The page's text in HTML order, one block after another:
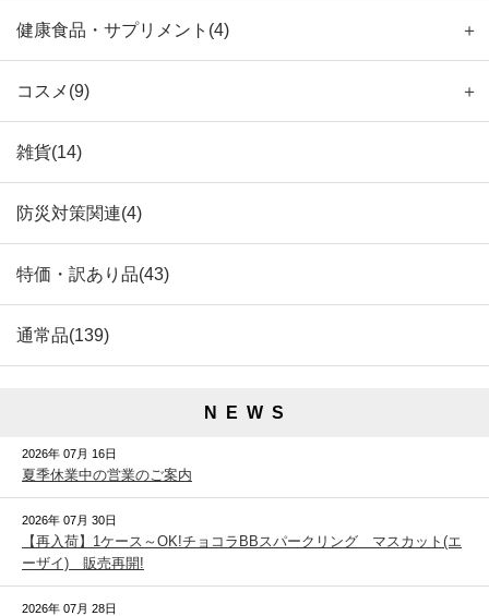
健康食品・サプリメント(4) ＋
コスメ(9) ＋
雑貨(14)
防災対策関連(4)
特価・訳あり品(43)
通常品(139)
N E W S
2026年 07月 16日
夏季休業中の営業のご案内
2026年 07月 30日
【再入荷】1ケース～OK!チョコラBBスパークリング マスカット(エ
ーザイ) 販売再開!
2026年 07月 28日